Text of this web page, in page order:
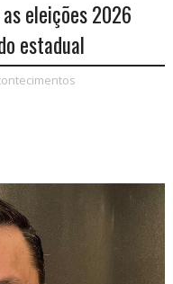
eleições 2026
estadual